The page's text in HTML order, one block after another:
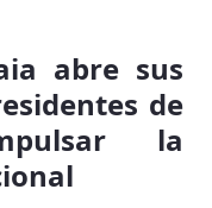
abre sus
de
la